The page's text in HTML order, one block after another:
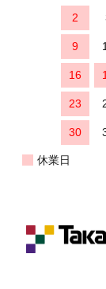
2
9
16
23
30
休業日